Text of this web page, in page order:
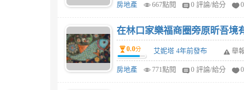
房地產 667點閱 0 評論/給分 0
在林口家樂福商圈旁原昕吾境
0.0分 艾妮塔 4年前發布 舉
房地產 771點閱 0 評論/給分 0